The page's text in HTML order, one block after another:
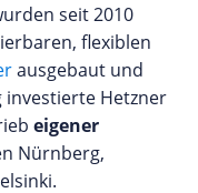
seit 2010
flexiblen
ausgebaut und
investierte Hetzner
eigener
Nürnberg,